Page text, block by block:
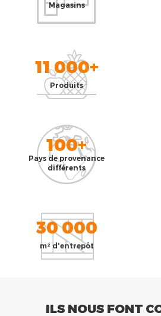
Magasins
11 000+
Produits
100+
Pays de provenance
différents
30 000
m² d'entrepôt
ILS NOUS FONT